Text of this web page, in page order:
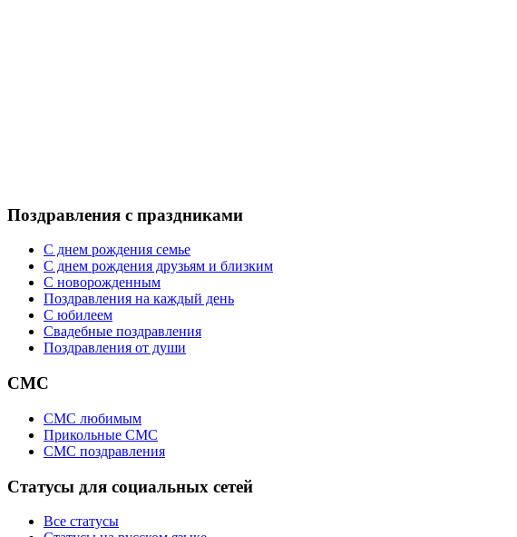
Поздравления с праздниками
С днем рождения семье
С днем рождения друзьям и близким
C новорожденным
Поздравления на каждый день
С юбилеем
Свадебные поздравления
Поздравления от души
СМС
СМС любимым
Прикольные СМС
СМС поздравления
Статусы для социальных сетей
Все статусы